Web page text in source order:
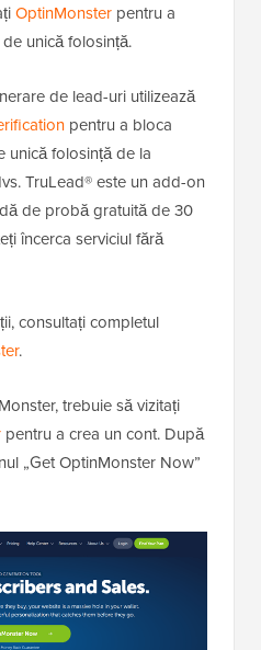
OptinMonster pentru a
unică folosință.
de lead-uri utilizează
pentru a bloca
unică folosință de la
TruLead® este un add-on
de probă gratuită de 30
încerca serviciul fără
consultați completul
.
trebuie să vizitați
pentru a crea un cont. După
„Get OptinMonster Now”